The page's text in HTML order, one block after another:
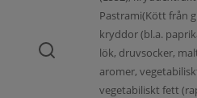
Pastrami(Kött från
kryddor (bl.a.
lök, druvsocker,
aromer,
vegetabiliskt fett